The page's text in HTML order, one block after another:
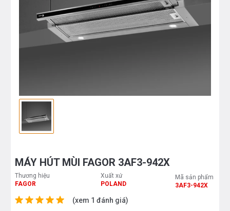
MÁY HÚT MÙI FAGOR 3AF3-942X
Thương hiệu
FAGOR
Xuất xứ
POLAND
Mã sản phẩm
3AF3-942X
(xem 1 đánh giá)